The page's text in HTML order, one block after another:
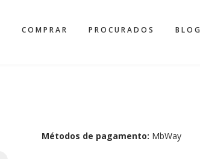
COMPRAR PROCURADOS BLOG
Métodos de pagamento: MbWay